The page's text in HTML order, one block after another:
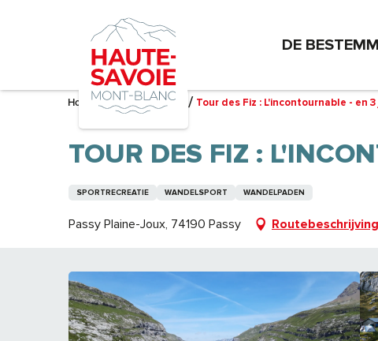
DE
Home – Ik bereid me voor Tour des Fiz : L'incontournable - en
TOUR DES FIZ :
SPORTRECREATIE WANDELSPORT WANDELPADEN
Passy Plaine-Joux, 74190 Passy Routebeschrijving